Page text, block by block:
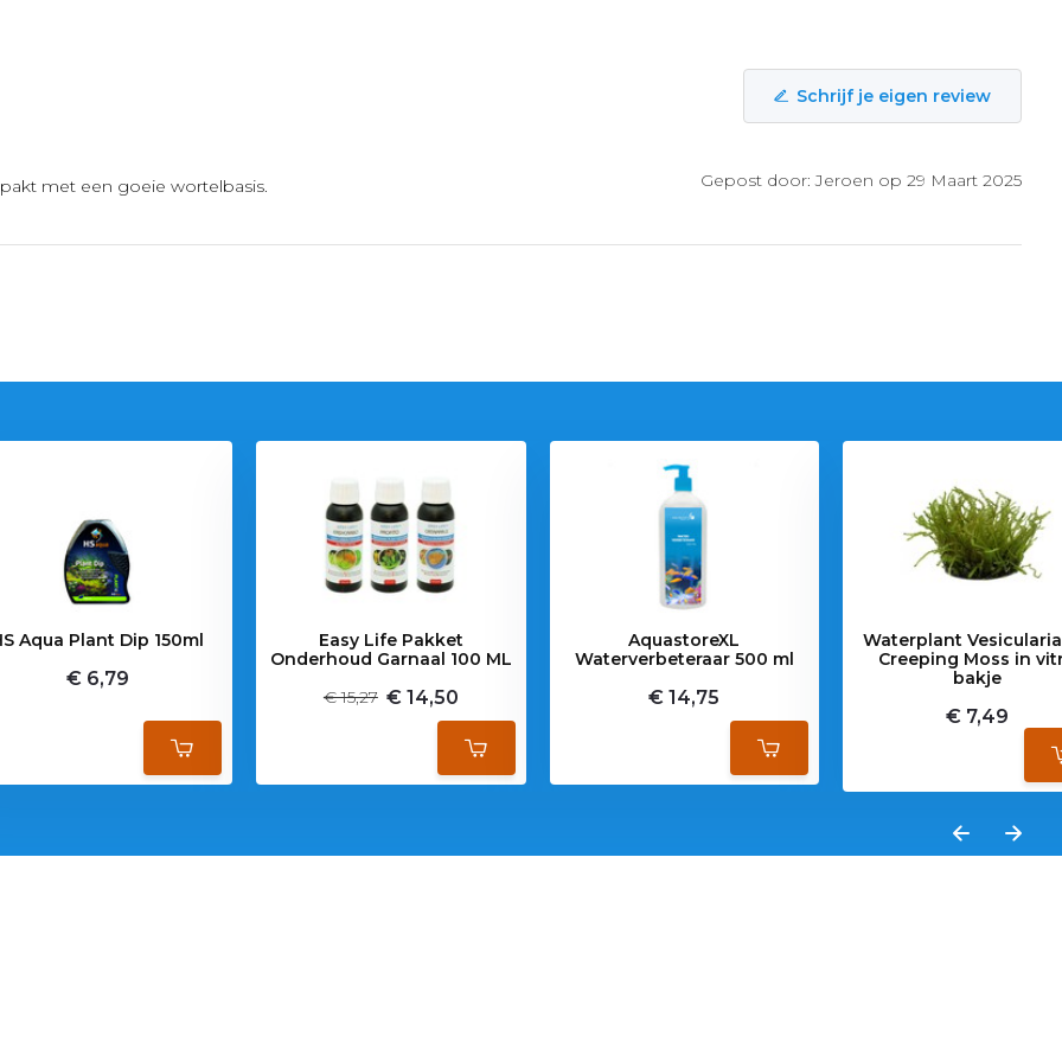
Schrijf je eigen review
met een goeie wortelbasis. Gepost door: Jeroen op 29 Maart 2025
Aqua Plant Dip 150ml
€ 6,79
Easy Life Pakket
Onderhoud Garnaal 100 ML
€ 15,27 € 14,50
AquastoreXL
Waterverbeteraar 500 ml
€ 14,75
Waterplant
Creeping Moss in
bakje
€ 7,49